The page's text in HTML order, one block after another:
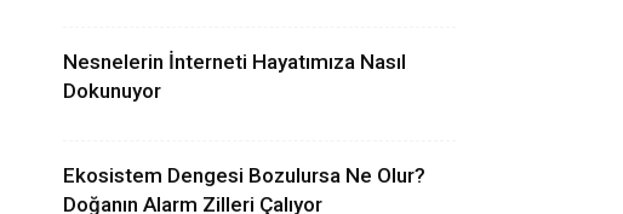
Nesnelerin İnterneti Hayatımıza Nasıl
Dokunuyor
Ekosistem Dengesi Bozulursa Ne Olur?
Doğanın Alarm Zilleri Çalıyor